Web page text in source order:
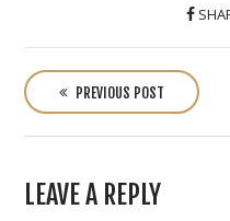
o
s
t
n
a
PREVIOUS POST
LEAVE A REPLY